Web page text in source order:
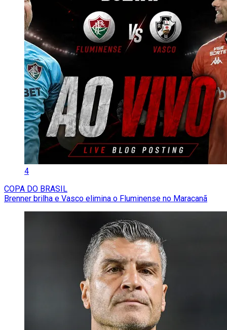
4
COPA DO BRASIL
Brenner brilha e Vasco elimina o Fluminense no Maracanã